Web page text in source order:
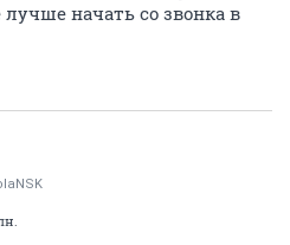
начать со звонка в